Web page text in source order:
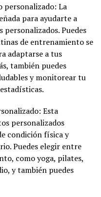
personalizado: La
para ayudarte a
Puedes
de entrenamiento se
adaptarse a tus
también puedes
y monitorear tu
Esta
personalizados
condición física y
Puedes elegir entre
como yoga, pilates,
y también puedes